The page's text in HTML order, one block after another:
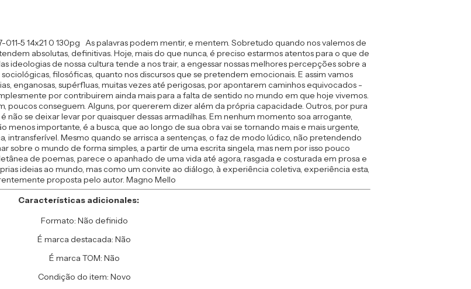
5 14x21 0 130pg As palavras podem mentir, e mentem. Sobretudo quando nos valemos de
absolutas, definitivas. Hoje, mais do que nunca, é preciso estarmos atentos para o que de
ideologias de nossa cultura tende a nos trair, a engessar nossas melhores percepções sobre a
filosóficas, quanto nos discursos que se pretendem emocionais. E assim vamos
enganosas, supérfluas, muitas vezes até perigosas, por apontarem caminhos equivocados -
por contribuirem ainda mais para a falta de sentido no mundo em que hoje vivemos.
poucos conseguem. Alguns, por quererem dizer além da própria capacidade. Outros, por pura
não se deixar levar por quaisquer dessas armadilhas. Em nenhum momento soa arrogante,
importante, é a busca, que ao longo de sua obra vai se tornando mais e mais urgente,
intransferível. Mesmo quando se arrisca a sentenças, o faz de modo lúdico, não pretendendo
sobre o mundo de forma simples, a partir de uma escrita singela, mas nem por isso pouco
de poemas, parece o apanhado de uma vida até agora, rasgada e costurada em prosa e
ideias ao mundo, mas como um convite ao diálogo, à experiência coletiva, experiência esta,
proposta pelo autor. Magno Mello
Características adicionales:
Formato: Não definido
É marca destacada: Não
É marca TOM: Não
Condição do item: Novo